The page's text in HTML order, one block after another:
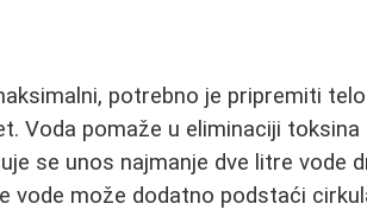
potrebno je pripremiti
Voda pomaže u eliminaciji
se unos najmanje dve litre vode
vode može dodatno podstaći